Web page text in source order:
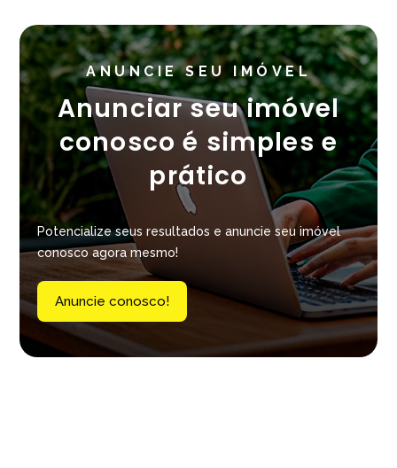
ANUNCIE SEU IMÓVEL
Anunciar seu imóvel
conosco é simples e
prático
Potencialize seus resultados e anuncie seu imóvel
conosco agora mesmo!
Anuncie conosco!